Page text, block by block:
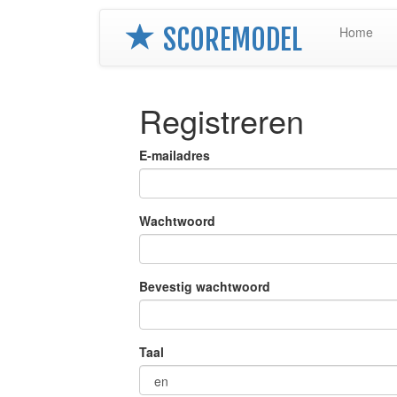
SCOREMODEL Home
Registreren
E-mailadres
Wachtwoord
Bevestig wachtwoord
Taal